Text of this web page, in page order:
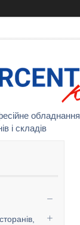
обладнання
і складів